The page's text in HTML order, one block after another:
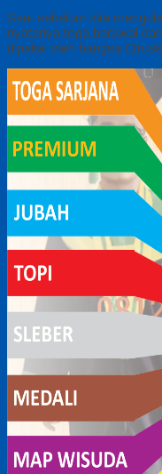
Saat sebelum kita
nyatanya toga berawal
dipakai oleh bangsa